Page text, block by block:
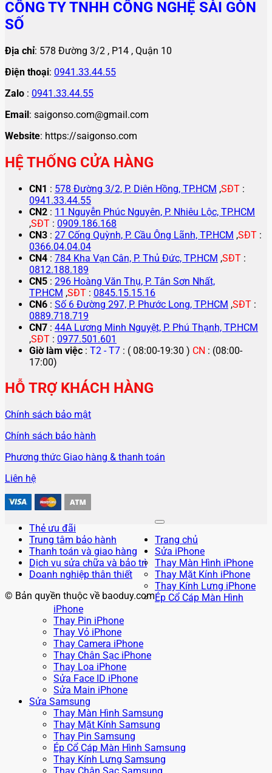
CÔNG TY TNHH CÔNG NGHỆ SÀI GÒN
SỐ
Địa chỉ: 578 Đường 3/2 , P14 , Quận 10
Điện thoại: 0941.33.44.55
Zalo : 0941.33.44.55
Email: saigonso.com@gmail.com
Website: https://saigonso.com
HỆ THỐNG CỬA HÀNG
CN1 : 578 Đường 3/2, P. Diên Hồng, TP.HCM ,SĐT :
0941.33.44.55
CN2 : 11 Nguyễn Phúc Nguyên, P. Nhiêu Lộc, TP.HCM
,SĐT : 0909.186.168
CN3 : 27 Cống Quỳnh, P. Cầu Ông Lãnh, TP.HCM ,SĐT :
0366.04.04.04
CN4 : 784 Kha Vạn Cân, P. Thủ Đức, TP.HCM ,SĐT :
0812.188.189
CN5 : 296 Hoàng Văn Thụ, P. Tân Sơn Nhất,
TP.HCM ,SĐT : 0845.15.15.16
CN6 : Số 6 Đường 297, P. Phước Long, TP.HCM ,SĐT :
0889.718.719
CN7 : 44A Lương Minh Nguyệt, P. Phú Thạnh, TP.HCM
,SĐT : 0977.501.601
Giờ làm việc : T2 - T7 : ( 08:00-19:30 ) CN : (08:00-
17:00)
HỖ TRỢ KHÁCH HÀNG
Chính sách bảo mật
Chính sách bảo hành
Phương thức Giao hàng & thanh toán
Liên hệ
Thẻ ưu đãi
Trung tâm bảo hành
Thanh toán và giao hàng
Dịch vụ sửa chữa và bảo trì
Doanh nghiệp thân thiết
© Bản quyền thuộc về baoduy.com
Trang chủ
Sửa iPhone
Thay Màn Hình iPhone
Thay Mặt Kính iPhone
Thay Kính Lưng iPhone
Ép Cổ Cáp Màn Hình
iPhone
Thay Pin iPhone
Thay Vỏ iPhone
Thay Camera iPhone
Thay Chân Sạc iPhone
Thay Loa iPhone
Sửa Face ID iPhone
Sửa Main iPhone
Sửa Samsung
Thay Màn Hình Samsung
Thay Mặt Kính Samsung
Thay Pin Samsung
Ép Cổ Cáp Màn Hình Samsung
Thay Kính Lưng Samsung